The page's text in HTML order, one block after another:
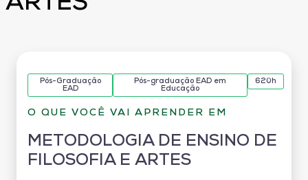
Pós-Graduação
EAD
Pós-graduação EAD em
Educação
620h
O QUE VOCÊ VAI APRENDER EM
METODOLOGIA DE ENSINO DE
FILOSOFIA E ARTES